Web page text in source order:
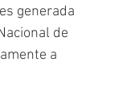
generada
de
a